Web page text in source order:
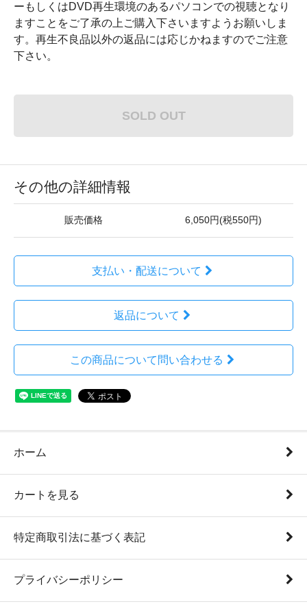
ーもしくはDVD再生環境のあるパソコンでの視聴となり
ますことをご了承の上ご購入下さいますようお願いしま
す。再生不良品以外の返品には応じかねますのでご注意
下さい。
SOLD OUT
その他の詳細情報
販売価格 6,050円(税550円)
支払い・配送について
返品について
この商品について問い合わせる
ホーム
カートを見る
特定商取引法に基づく表記
プライバシーポリシー